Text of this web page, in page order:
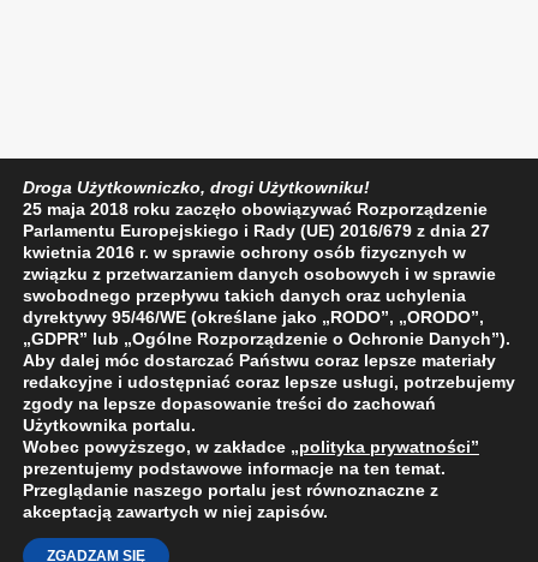
Droga Użytkowniczko, drogi Użytkowniku!
25 maja 2018 roku zaczęło obowiązywać Rozporządzenie
Parlamentu Europejskiego i Rady (UE) 2016/679 z dnia 27
kwietnia 2016 r. w sprawie ochrony osób fizycznych w
związku z przetwarzaniem danych osobowych i w sprawie
swobodnego przepływu takich danych oraz uchylenia
dyrektywy 95/46/WE (określane jako „RODO”, „ORODO”,
„GDPR” lub „Ogólne Rozporządzenie o Ochronie Danych”).
Aby dalej móc dostarczać Państwu coraz lepsze materiały
redakcyjne i udostępniać coraz lepsze usługi, potrzebujemy
zgody na lepsze dopasowanie treści do zachowań
Użytkownika portalu.
Wobec powyższego, w zakładce „polityka prywatności”
prezentujemy podstawowe informacje na ten temat.
Przeglądanie naszego portalu jest równoznaczne z
akceptacją zawartych w niej zapisów.
ZGADZAM SIĘ